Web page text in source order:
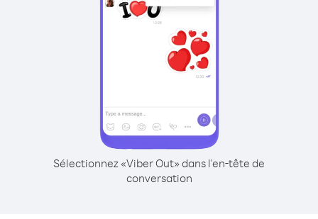
Sélectionnez «Viber Out» dans l'en-tête de
conversation